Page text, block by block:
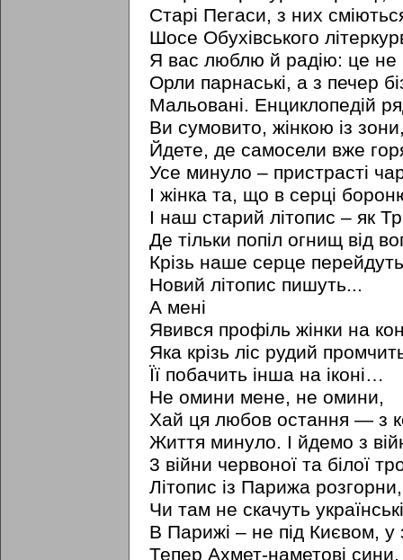
Старі Пегаси, з них
Шосе Обухівського
Я вас люблю й радію: це не
Орли парнаські, а з печер
Мальовані. Енциклопедій
Ви сумовито, жінкою iз
Йдете, де самосели вже
Усе минуло – пристрасті
I жінка та, що в серці
І наш старий літопис – як
Де тільки попіл огнищ від
Крізь наше серце
Новий літопис пишуть...
А мені
Явився профіль жінки на
Яка крізь ліс рудий
Її побачить інша на іконі…
Не омини мене, не омини,
Хай ця любов остання — з
Життя минуло. І йдемо з
3 війни червоної та білої
Літопис із Парижа розгорни,
Чи там не скачуть
В Парижі – не під Києвом, у
Тепер Ахмет-наметові сини.